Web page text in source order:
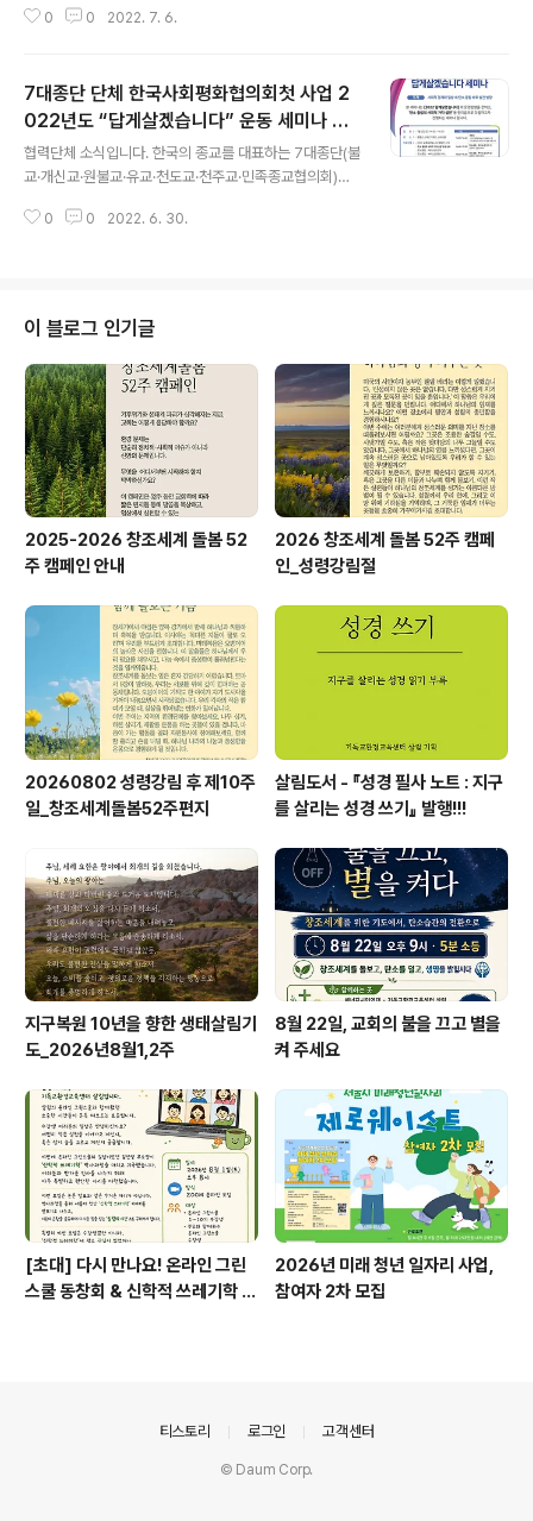
(선착순 10명에게는 '환경 살림 80가지' 책을 선물합니다)
민) 내용, 1. 기후위기 시대, 교회의 생태적 전환 : 장윤재(이
화여대 교수) 2. 기후위기, 급진적 전환이 필요하다 (조천
호 _ 전 국립기상과학원장) 3. 소비의 회복과 제로웨이스트
삶 (송경호 _ 더 피커 대표) 4. 탄소중립 기후교회와 모두를
위한 삶 워크숍 (유미호 _ 기독교환경교육센터 살림 센터
장) * ‘에코 미셔너리’ ..
0 0 2022. 7. 6.
7대종단 단체 한국사회평화협의회첫 사업 2
022년도 “답게살겠습니다” 운동 세미나 개
최 -사회적 경제와 탄소중립 바로 실천 방향
(7.2 토14:00~16:30)
협력단체 소식입니다. 한국의 종교를 대표하는 7대종단(불
교·개신교·원불교·유교·천도교·천주교·민족종교협의회)의
운동을 추진하면서, 첫 사업으로 7월 2일 ‘사회적 경제와
으로 2022년 연간 사업을 소개하고, 7대 종단 평신도 대
표회장들이 '탄소 중립의 사회적 가치 실현'운동을 선포하
고 진정한 의미의 탄소중립과, 생명존중, 사회적 가치 실현
을 다짐하는 행사를 합니다. 사회적경제연대회의 상임대표
을 역임한 인하대학교 의과대학 임종한 학장과 녹색전환연
구소(전 대통령 소속 탄소중립위원회 ..
0 0 2022. 6. 30.
이 블로그 인기글
2025-2026 창조세계 돌봄 52
주 캠페인 안내
2026 창조세계 돌봄 52주 캠페
인_성령강림절
20260802 성령강림 후 제10주
일_창조세계돌봄52주편지
살림도서 - 『성경 필사 노트 : 지구
를 살리는 성경 쓰기』 발행!!!
지구복원 10년을 향한 생태살림기
도_2026년8월1,2주
8월 22일, 교회의 불을 끄고 별을
켜 주세요
[초대] 다시 만나요! 온라인 그린
스쿨 동창회 & 신학적 쓰레기학 이
2026년 미래 청년 일자리 사업,
참여자 2차 모집
티스토리 로그인 고객센터
© Daum Corp.